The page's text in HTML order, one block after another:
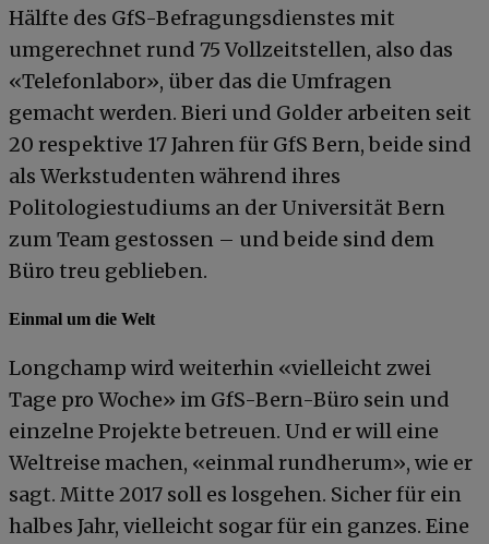
Hälfte des GfS-Befragungsdienstes mit
umgerechnet rund 75 Vollzeitstellen, also das
«Telefonlabor», über das die Umfragen
gemacht werden. Bieri und Golder arbeiten seit
20 respektive 17 Jahren für GfS Bern, beide sind
als Werkstudenten während ihres
Politologiestudiums an der Universität Bern
zum Team gestossen – und beide sind dem
Büro treu geblieben.
Einmal um die Welt
Longchamp wird weiterhin «vielleicht zwei
Tage pro Woche» im GfS-Bern-Büro sein und
einzelne Projekte betreuen. Und er will eine
Weltreise machen, «einmal rundherum», wie er
sagt. Mitte 2017 soll es losgehen. Sicher für ein
halbes Jahr, vielleicht sogar für ein ganzes. Eine